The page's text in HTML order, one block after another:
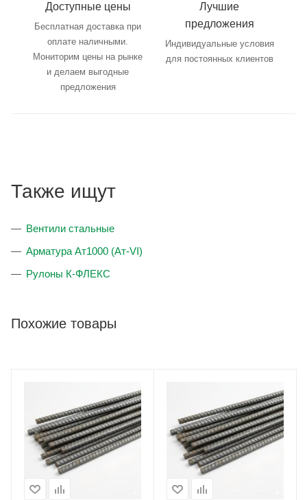
Доступные цены
Бесплатная доставка при
оплате наличными.
Мониторим цены на рынке
и делаем выгодные
предложения
Лучшие
предложения
Индивидуальные условия
для постоянных клиентов
Также ищут
Вентили стальные
Арматура Ат1000 (Ат-VI)
Рулоны К-ФЛЕКС
Похожие товары